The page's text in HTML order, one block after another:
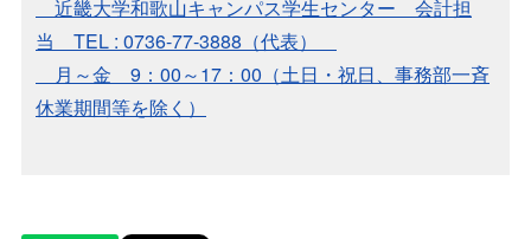
近畿大学和歌山キャンパス学生センター 会計担
当 TEL : 0736-77-3888（代表）
月～金 9：00～17：00（土日・祝日、事務部一斉
休業期間等を除く）